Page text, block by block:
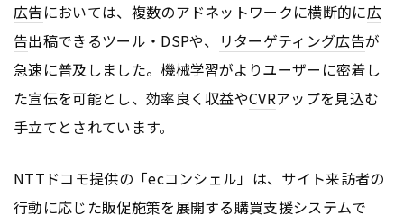
広告においては、複数のアドネットワークに横断的に広
告出稿できるツール・DSPや、 リターゲティング広告が
急速に普及しました。機械学習がよりユーザーに密着し
た宣伝を可能とし、効率良く収益やCVRアップを見込む
手立てとされています。
NTTドコモ提供の「ecコンシェル」は、サイト来訪者の
行動に応じた販促施策を展開する購買支援システムで